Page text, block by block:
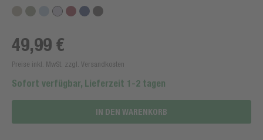
49,99 €
Preise inkl. MwSt. zzgl. Versandkosten
Sofort verfügbar, Lieferzeit 1-2 tagen
IN DEN WARENKORB